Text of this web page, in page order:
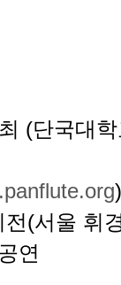
(단국대
)
(서울 휘
연